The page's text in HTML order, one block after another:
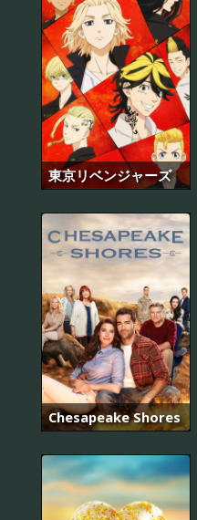
東京リベンジャーズ
Chesapeake Shores